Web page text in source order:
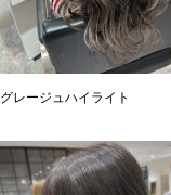
グレージュハイライト